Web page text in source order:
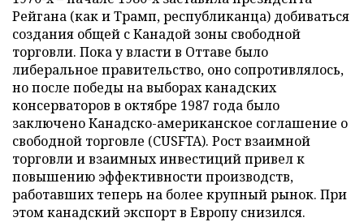
Рейгана (как и Трамп, республиканца) добиваться
создания общей с Канадой зоны свободной
торговли. Пока у власти в Оттаве было
либеральное правительство, оно сопротивлялось,
но после победы на выборах канадских
консерваторов в октябре 1987 года было
заключено Канадско-американское соглашение о
свободной торговле (CUSFTA). Рост взаимной
торговли и взаимных инвестиций привел к
повышению эффективности производств,
работавших теперь на более крупный рынок. При
этом канадский экспорт в Европу снизился.